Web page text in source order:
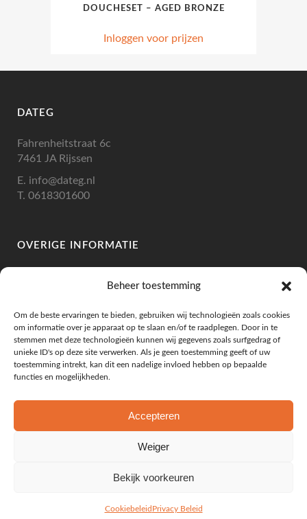
Beheer toestemming
Om de beste ervaringen te bieden, gebruiken wij technologieën zoals cookies
om informatie over je apparaat op te slaan en/of te raadplegen. Door in te
stemmen met deze technologieën kunnen wij gegevens zoals surfgedrag of
unieke ID's op deze site verwerken. Als je geen toestemming geeft of uw
toestemming intrekt, kan dit een nadelige invloed hebben op bepaalde
functies en mogelijkheden.
Accepteren
Weiger
Bekijk voorkeuren
Cookiebeleid Privacy Beleid
DOUCHESET – AGED BRONZE
Inloggen voor prijzen
DATEG
Fahrenheitstraat 6c
7461 JA Rijssen
E. info@dateg.nl
T. 0618301600
OVERIGE INFORMATIE
BTW: NL002307263B78
KVK: 73219886
KLANTENSERVICE